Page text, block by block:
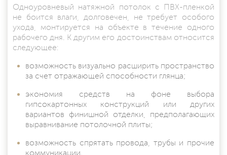
Одноуровневый натяжной потолок с ПВХ-пленкой
не боится влаги, долговечен, не требует особого
ухода, монтируется на объекте в течение одного
рабочего дня. К другим его достоинствам относится
следующее:
возможность визуально расширить пространство
за счет отражающей способности глянца;
экономия средств на фоне выбора
гипсокартонных конструкций или других
вариантов финишной отделки, предполагающих
выравнивание потолочной плиты;
возможность спрятать провода, трубы и прочие
коммуникации.